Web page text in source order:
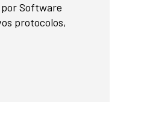
Software
protocolos,